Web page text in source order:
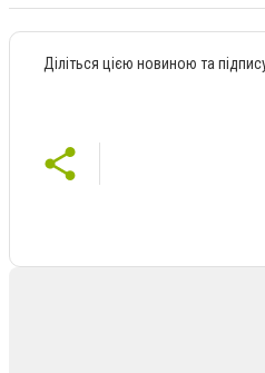
Діліться цією новиною та